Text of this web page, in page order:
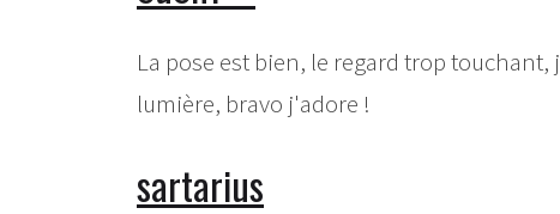
La pose est bien, le regard trop
lumière, bravo j'adore !
sartarius